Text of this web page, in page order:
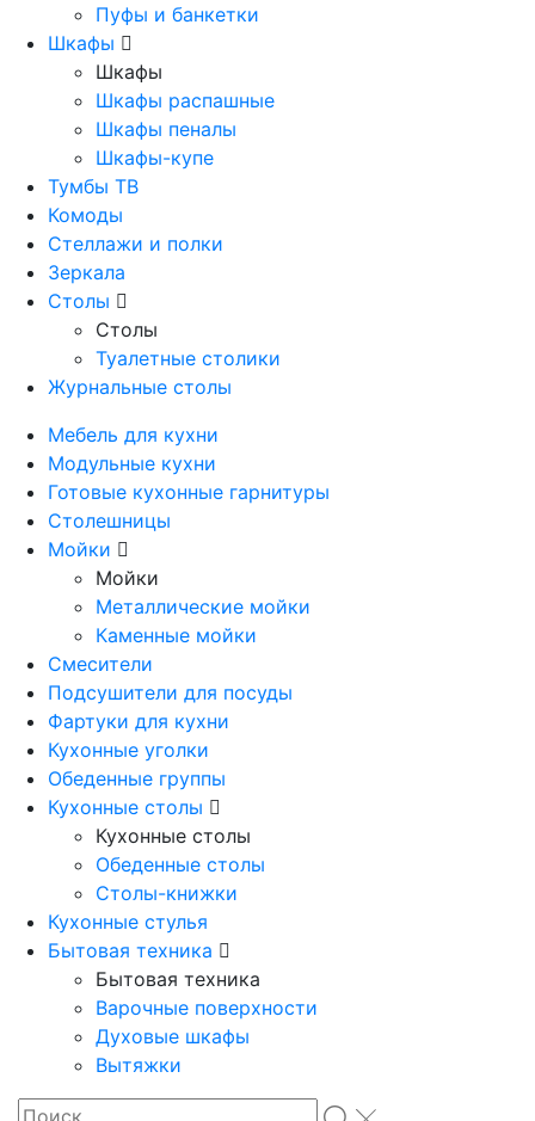
Пуфы и банкетки
Шкафы
Шкафы
Шкафы распашные
Шкафы пеналы
Шкафы-купе
Тумбы ТВ
Комоды
Стеллажи и полки
Зеркала
Столы
Столы
Туалетные столики
Журнальные столы
Мебель для кухни
Модульные кухни
Готовые кухонные гарнитуры
Столешницы
Мойки
Мойки
Металлические мойки
Каменные мойки
Смесители
Подсушители для посуды
Фартуки для кухни
Кухонные уголки
Обеденные группы
Кухонные столы
Кухонные столы
Обеденные столы
Столы-книжки
Кухонные стулья
Бытовая техника
Бытовая техника
Варочные поверхности
Духовые шкафы
Вытяжки